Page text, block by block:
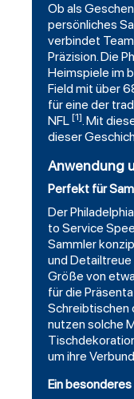
Ob als
persönliches
verbindet
Präzision. Die
Heimspiele im
Field mit über
für eine der
NFL [1]. Mit
dieser
Anwendung
Perfekt für
Der
to Service
Sammler
und
Größe von
für die
Schreibtischen
nutzen solche
um ihre
Ein